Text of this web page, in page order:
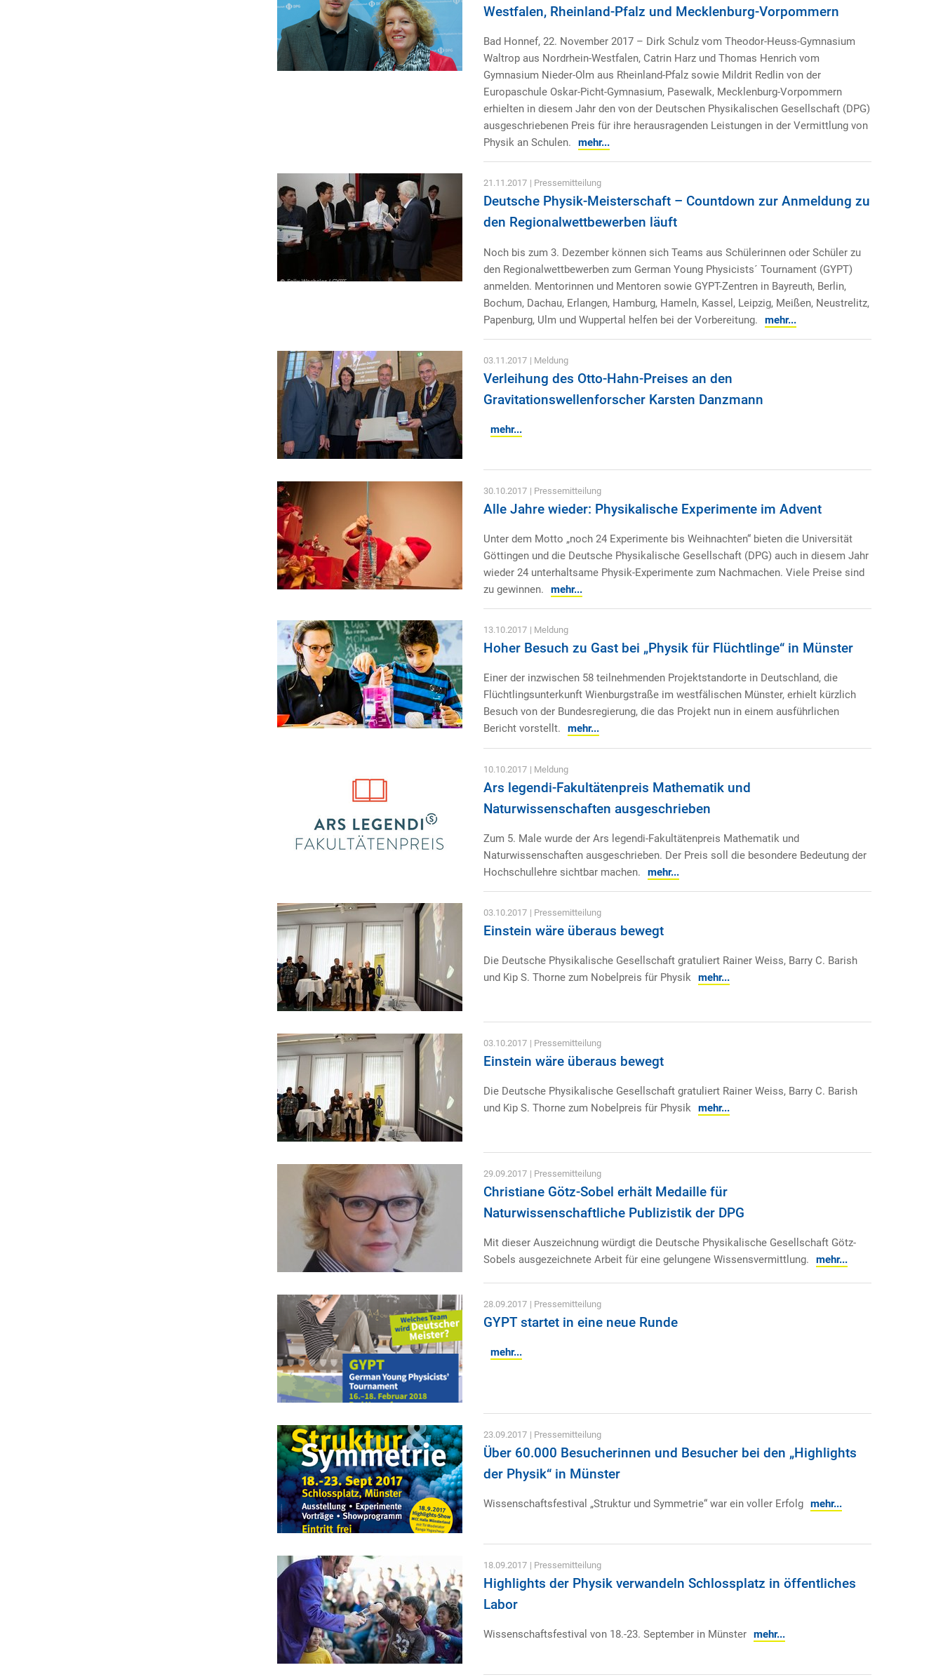
Westfalen, Rheinland-Pfalz und Mecklenburg-Vorpommern
Bad Honnef, 22. November 2017 – Dirk Schulz vom Theodor-Heuss-Gymnasium
Waltrop aus Nordrhein-Westfalen, Catrin Harz und Thomas Henrich vom
Gymnasium Nieder-Olm aus Rheinland-Pfalz sowie Mildrit Redlin von der
Europaschule Oskar-Picht-Gymnasium, Pasewalk, Mecklenburg-Vorpommern
erhielten in diesem Jahr den von der Deutschen Physikalischen Gesellschaft (DPG)
ausgeschriebenen Preis für ihre herausragenden Leistungen in der Vermittlung von
Physik an Schulen.
mehr...
21.11.2017 | Pressemitteilung
Deutsche Physik-Meisterschaft – Countdown zur Anmeldung zu
den Regionalwettbewerben läuft
Noch bis zum 3. Dezember können sich Teams aus Schülerinnen oder Schüler zu
den Regionalwettbewerben zum German Young Physicists´ Tournament (GYPT)
anmelden. Mentorinnen und Mentoren sowie GYPT-Zentren in Bayreuth, Berlin,
Bochum, Dachau, Erlangen, Hamburg, Hameln, Kassel, Leipzig, Meißen, Neustrelitz,
Papenburg, Ulm und Wuppertal helfen bei der Vorbereitung.
mehr...
03.11.2017 | Meldung
Verleihung des Otto-Hahn-Preises an den
Gravitationswellenforscher Karsten Danzmann
mehr...
30.10.2017 | Pressemitteilung
Alle Jahre wieder: Physikalische Experimente im Advent
Unter dem Motto „noch 24 Experimente bis Weihnachten“ bieten die Universität
Göttingen und die Deutsche Physikalische Gesellschaft (DPG) auch in diesem Jahr
wieder 24 unterhaltsame Physik-Experimente zum Nachmachen. Viele Preise sind
zu gewinnen.
mehr...
13.10.2017 | Meldung
Hoher Besuch zu Gast bei „Physik für Flüchtlinge“ in Münster
Einer der inzwischen 58 teilnehmenden Projektstandorte in Deutschland, die
Flüchtlingsunterkunft Wienburgstraße im westfälischen Münster, erhielt kürzlich
Besuch von der Bundesregierung, die das Projekt nun in einem ausführlichen
Bericht vorstellt.
mehr...
10.10.2017 | Meldung
Ars legendi-Fakultätenpreis Mathematik und
Naturwissenschaften ausgeschrieben
Zum 5. Male wurde der Ars legendi-Fakultätenpreis Mathematik und
Naturwissenschaften ausgeschrieben. Der Preis soll die besondere Bedeutung der
Hochschullehre sichtbar machen.
mehr...
03.10.2017 | Pressemitteilung
Einstein wäre überaus bewegt
Die Deutsche Physikalische Gesellschaft gratuliert Rainer Weiss, Barry C. Barish
und Kip S. Thorne zum Nobelpreis für Physik mehr...
03.10.2017 | Pressemitteilung
Einstein wäre überaus bewegt
Die Deutsche Physikalische Gesellschaft gratuliert Rainer Weiss, Barry C. Barish
und Kip S. Thorne zum Nobelpreis für Physik mehr...
29.09.2017 | Pressemitteilung
Christiane Götz-Sobel erhält Medaille für
Naturwissenschaftliche Publizistik der DPG
Mit dieser Auszeichnung würdigt die Deutsche Physikalische Gesellschaft Götz-
Sobels ausgezeichnete Arbeit für eine gelungene Wissensvermittlung.
mehr...
28.09.2017 | Pressemitteilung
GYPT startet in eine neue Runde
mehr...
23.09.2017 | Pressemitteilung
Über 60.000 Besucherinnen und Besucher bei den „Highlights
der Physik“ in Münster
Wissenschaftsfestival „Struktur und Symmetrie“ war ein voller Erfolg mehr...
18.09.2017 | Pressemitteilung
Highlights der Physik verwandeln Schlossplatz in öffentliches
Labor
Wissenschaftsfestival von 18.-23. September in Münster mehr...